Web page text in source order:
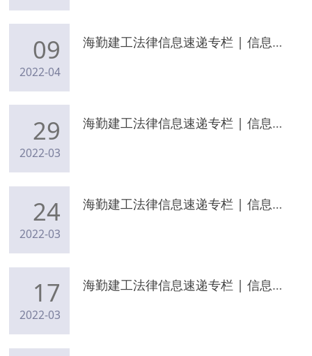
09
2022-04
海勤建工法律信息速递专栏 | 信息动态（2022年4月5日）
29
2022-03
海勤建工法律信息速递专栏 | 信息动态（2022年3月27日）
24
2022-03
海勤建工法律信息速递专栏 | 信息动态（2022年3月20日）
17
2022-03
海勤建工法律信息速递专栏 | 信息动态（2022年3月14日）